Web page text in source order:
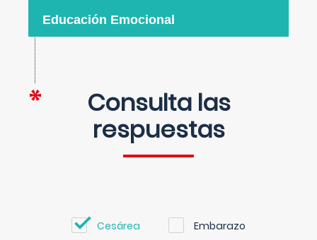
Educación Emocional
Consulta las
respuestas
Cesárea Embarazo